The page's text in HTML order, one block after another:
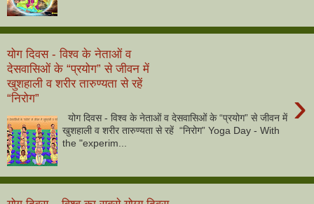
योग दिवस - विश्व के नेताओं व
देसवासिओं के “प्रयोग” से जीवन में
खुशहाली व शरीर तारुण्यता से रहें
“निरोग”
›
योग दिवस - विश्व के नेताओं व देसवासिओं के “प्रयोग” से जीवन में
खुशहाली व शरीर तारुण्यता से रहें “निरोग” Yoga Day - With
the "experim...